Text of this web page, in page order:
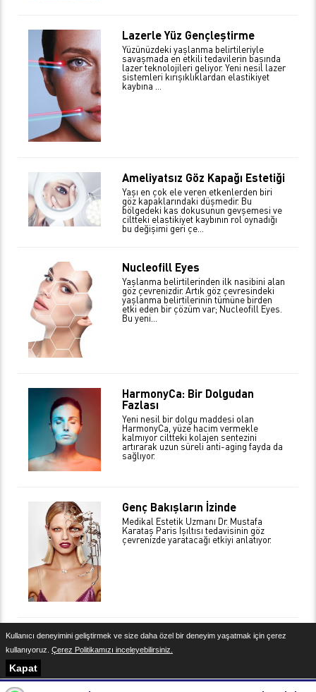
Lazerle Yüz Gençleştirme
Yüzünüzdeki yaşlanma belirtileriyle
savaşmada en etkili tedavilerin başında
lazer teknolojileri geliyor. Yeni nesil lazer
sistemleri kırışıklıklardan elastikiyet
kaybına ...
Ameliyatsız Göz Kapağı Estetiği
Yaşı en çok ele veren etkenlerden biri
göz kapaklarındaki düşmedir. Bu
bölgedeki kas dokusunun gevşemesi ve
ciltteki elastikiyet kaybının rol oynadığı
bu değişimi geri çe...
Nucleofill Eyes
Yaşlanma belirtilerinden ilk nasibini alan
göz çevrenizdir. Artık göz çevresindeki
yaşlanma belirtilerinin tümüne birden
etki eden bir çözüm var; Nucleofill Eyes.
Bu yeni...
HarmonyCa: Bir Dolgudan
Fazlası
Yeni nesil bir dolgu maddesi olan
HarmonyCa, yüze hacim vermekle
kalmıyor ciltteki kolajen sentezini
artırarak uzun süreli anti-aging fayda da
sağlıyor.
Genç Bakışların İzinde
Medikal Estetik Uzmanı Dr. Mustafa
Karataş Paris Işıltısı tedavisinin göz
çevrenizde yaratacağı etkiyi anlatıyor.
Yasal Uyarı
Kullanıcı deneyimini geliştirmek ve size daha özel bir deneyim yaşatmak için çerez
kullanıyoruz. Çerez Politikamızı inceleyebilirsiniz.
Kapat